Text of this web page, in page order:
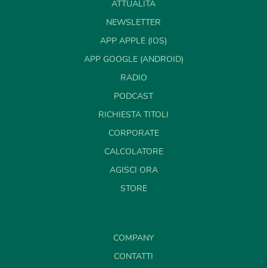
ATTUALITÀ
NEWSLETTER
APP APPLE (IOS)
APP GOOGLE (ANDROID)
RADIO
PODCAST
RICHIESTA TITOLI
CORPORATE
CALCOLATORE
AGISCI ORA
STORE
COMPANY
CONTATTI